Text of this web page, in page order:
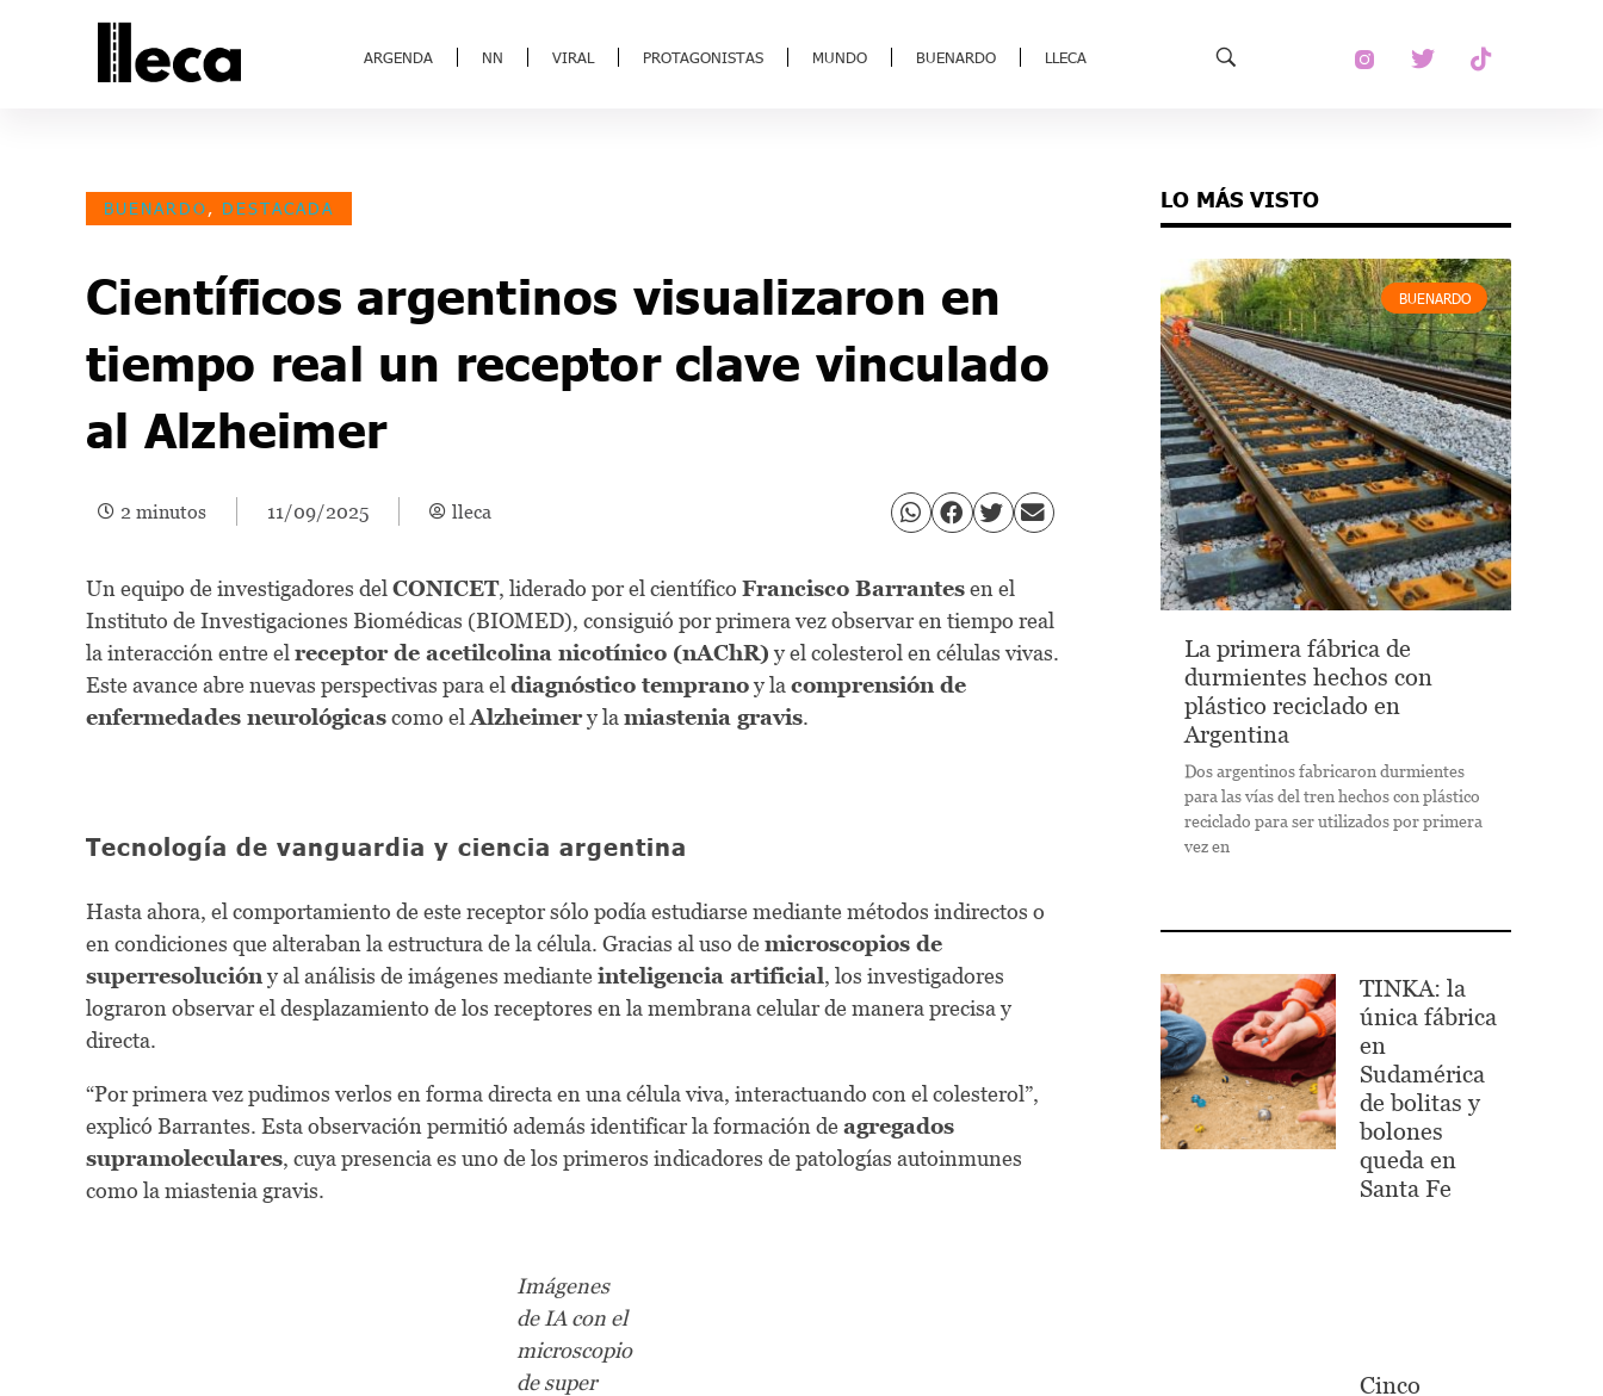
ARGENDA NN VIRAL PROTAGONISTAS MUNDO BUENARDO LLECA
BUENARDO, DESTACADA
Científicos argentinos visualizaron en
tiempo real un receptor clave vinculado
al Alzheimer
2 minutos 11/09/2025 lleca
Un equipo de investigadores del CONICET, liderado por el científico Francisco Barrantesen el
Instituto de Investigaciones Biomédicas (BIOMED), consiguió por primera vez observar en tiempo real
la interacción entre el receptor de acetilcolina nicotínico (nAChR)y el colesterol en células vivas.
Este avance abre nuevas perspectivas para el diagnóstico tempranoy la comprensión de
enfermedades neurológicascomo el Alzheimery la miastenia gravis.
Tecnología de vanguardia y ciencia argentina
Hasta ahora, el comportamiento de este receptor sólo podía estudiarse mediante métodos indirectos o
en condiciones que alteraban la estructura de la célula. Gracias al uso demicroscopios de
superresolucióny al análisis de imágenes medianteinteligencia artificial, los investigadores
lograron observar el desplazamiento de los receptores en la membrana celular de manera precisa y
directa.
“Por primera vez pudimos verlos en forma directa en una célula viva, interactuando con el colesterol”,
explicó Barrantes. Esta observación permitió además identificar la formación deagregados
supramoleculares, cuya presencia es uno de los primeros indicadores de patologías autoinmunes
como la miastenia gravis.
Imágenes
de IA con el
microscopio
de super
LO MÁS VISTO
BUENARDO
La primera fábrica de
durmientes hechos con
plástico reciclado en
Argentina
Dos argentinos fabricaron durmientes
para las vías del tren hechos con plástico
reciclado para ser utilizados por primera
vez en
TINKA: la
única fábrica
en
Sudamérica
de bolitas y
bolones
queda en
Santa Fe
Cinco